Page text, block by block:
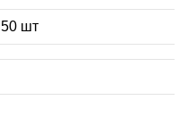
50 шт